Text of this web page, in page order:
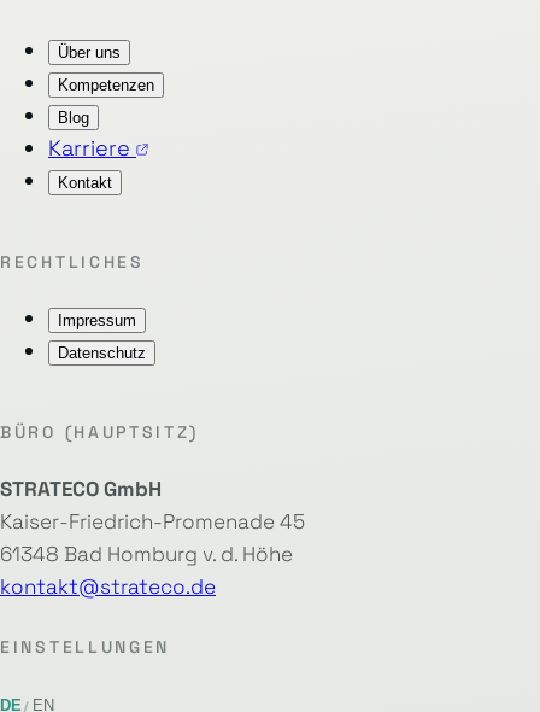
Über uns
Kompetenzen
Blog
Karriere
Kontakt
RECHTLICHES
Impressum
Datenschutz
BÜRO (HAUPTSITZ)
STRATECO GmbH
Kaiser-Friedrich-Promenade 45
61348 Bad Homburg v. d. Höhe
kontakt@strateco.de
EINSTELLUNGEN
DE EN